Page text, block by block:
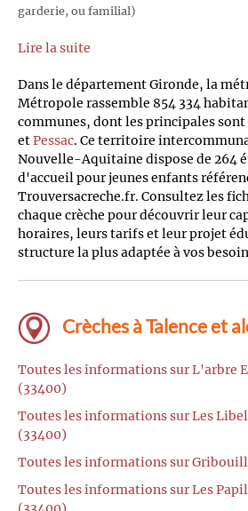
garderie, ou familial)
Lire la suite
Dans le département Gironde, la
Métropole rassemble 854 334
communes, dont les principales sont
etPessac. Ce territoire
Nouvelle-Aquitaine dispose de 264
d'accueil pour jeunes enfants
Trouversacreche.fr. Consultez les
chaque crèche pour découvrir leur
horaires, leurs tarifs et leur projet
structure la plus adaptée à vos
Crèches à Talence et
Toutes les informations sur L'arbre
(33400)
Toutes les informations sur Les
(33400)
Toutes les informations sur
Toutes les informations sur Les